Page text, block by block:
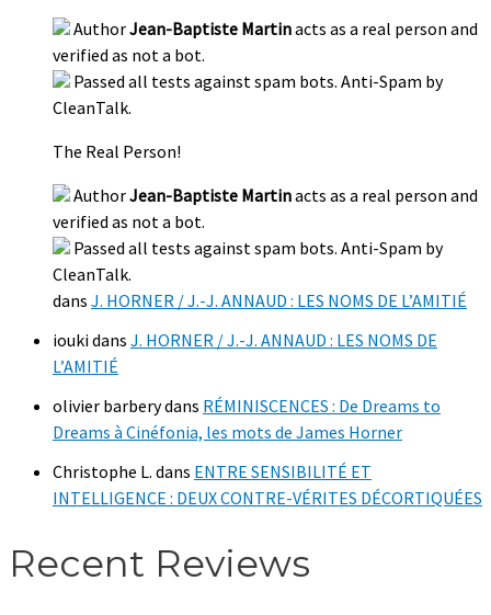
AuthorJean-Baptiste Martinacts as a real person and
verified as not a bot.
Passed all tests against spam bots. Anti-Spam by
CleanTalk.
The Real Person!
AuthorJean-Baptiste Martinacts as a real person and
verified as not a bot.
Passed all tests against spam bots. Anti-Spam by
CleanTalk.
dans J. HORNER / J.-J. ANNAUD : LES NOMS DE L’AMITIÉ
ioukidans J. HORNER / J.-J. ANNAUD : LES NOMS DE
L’AMITIÉ
olivier barberydans RÉMINISCENCES : De Dreams to
Dreams à Cinéfonia, les mots de James Horner
Christophe L. dans ENTRE SENSIBILITÉ ET
INTELLIGENCE : DEUX CONTRE-VÉRITES DÉCORTIQUÉES
Recent Reviews